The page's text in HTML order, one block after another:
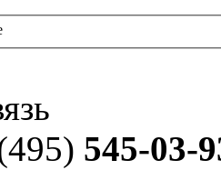
545-03-